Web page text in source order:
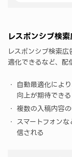
レスポンシブ検
レスポンシブ検索
適化できるなど、配
自動最適化によ
向上が期待できる
複数の入稿内容
スマートフォン
信される